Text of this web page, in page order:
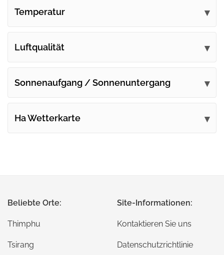
Temperatur
Luftqualität
Sonnenaufgang / Sonnenuntergang
Ha Wetterkarte
Beliebte Orte:
Thimphu
Tsirang
Site-Informationen:
Kontaktieren Sie uns
Datenschutzrichtlinie